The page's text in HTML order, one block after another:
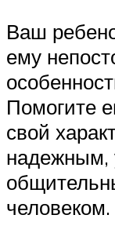
Ваш
ему
Помогите
свой
надежным,
человеком.